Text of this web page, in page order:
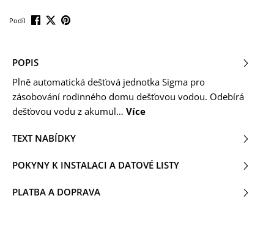
Podíl
POPIS
Plně automatická dešťová jednotka Sigma pro
zásobování rodinného domu dešťovou vodou. Odebírá
dešťovou vodu z akumul… Více
TEXT NABÍDKY
POKYNY K INSTALACI A DATOVÉ LISTY
PLATBA A DOPRAVA